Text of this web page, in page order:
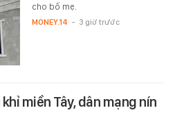
cho bố mẹ.
MONEY.14 - 3 giờ trước
miền Tây, dân mạng nín